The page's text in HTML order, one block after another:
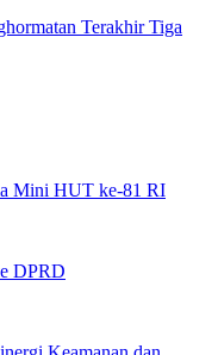
Terakhir Tiga
Mini HUT ke-81 RI
DPRD